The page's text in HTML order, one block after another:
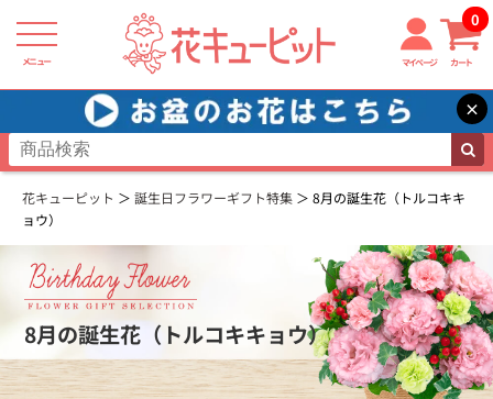
メニュー マイページ カート
0
×
花キューピット 誕生日フラワーギフト特集
8月の誕生花（トルコキキ
ョウ）
8月の誕生花（トルコキキョウ）